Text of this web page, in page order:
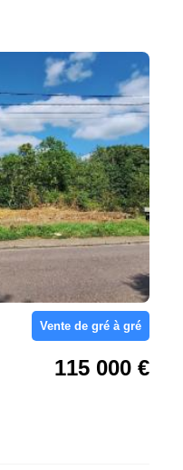
Vente de gré à gré
115 000 €